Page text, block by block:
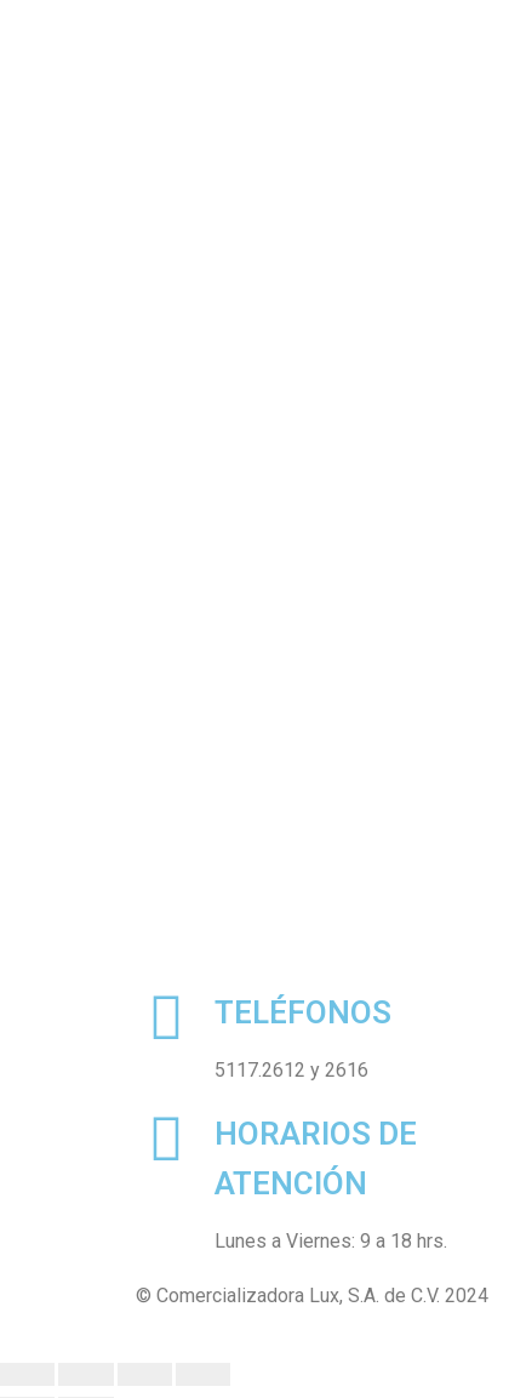
TELÉFONOS
5117.2612 y 2616
HORARIOS DE
ATENCIÓN
Lunes a Viernes: 9 a 18 hrs.
© Comercializadora Lux, S.A. de C.V. 2024